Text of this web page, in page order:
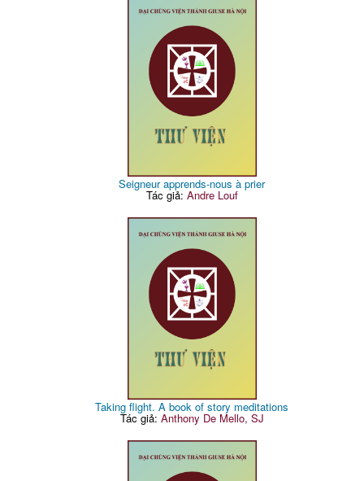
Seigneur apprends-nous à prier
Tác giả: Andre Louf
Taking flight. A book of story meditations
Tác giả: Anthony De Mello, SJ